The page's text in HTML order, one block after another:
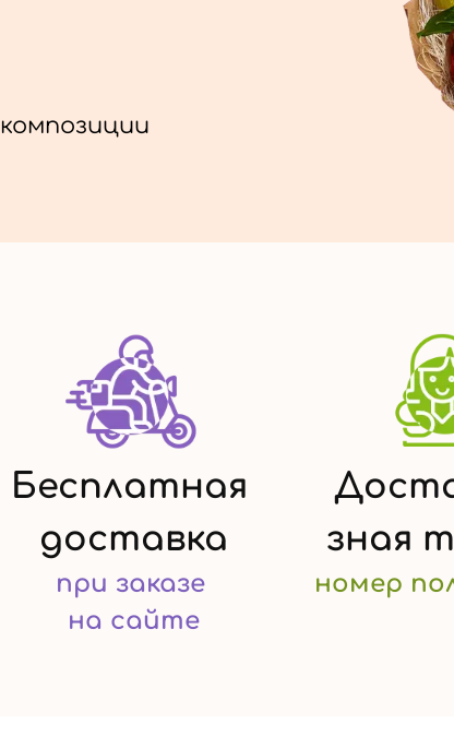
композиции
Бесплатная
доставка
при заказе
на сайте
зная
номер